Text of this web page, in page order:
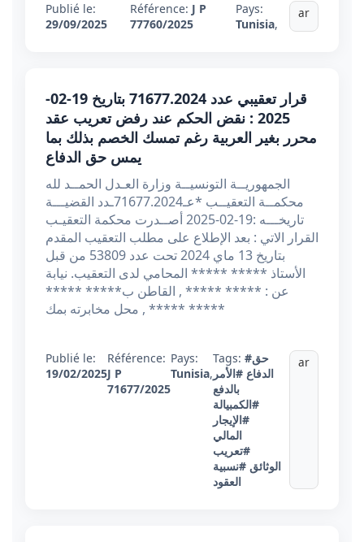
Publié le:
29/09/2025
Référence: J P
77760/2025
Pays:
Tunisia,
ar
قرار تعقيبي عدد 71677.2024 بتاريخ 19-02-
2025 : نقض الحكم عند رفض تعريب عقد
محرر بغير العربية رغم تمسك الخصم بذلك بما
يمس حق الدفاع
الجمهوريــة التونسيــة وزارة العـدل الحمــد لله
محكمــة التعقيــب *عـ71677.2024ـدد القضيـــة
تاريخـــه :19-02-2025 أصــدرت محكمة التعقيـب
القرار الاتي : بعد الإطلاع على مطلب التعقيب المقدم
بتاريخ 13 ماي 2024 تحت عدد 53809 من قبل
الأستاذ ***** ***** المحامي لدى التعقيب. نيابة
عن : ***** ***** , القاطن ب***** *****
***** ***** , محل مخابرته بمك
Publié le:
19/02/2025
Référence:
J P
71677/2025
Pays:
Tunisia,
Tags: #حق
الدفاع #الأمر
بالدفع
#الكمبيالة
#الإيجار
المالي
#تعريب
الوثائق #نسبية
العقود
ar